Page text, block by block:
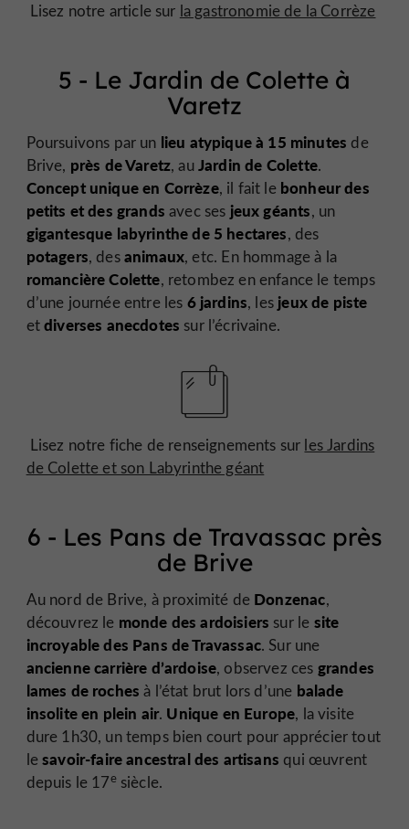
Lisez notre article sur la gastronomie de la Corrèze
5 - Le Jardin de Colette à
Varetz
Poursuivons par un lieu atypique à 15 minutes de
Brive, près de Varetz, auJardin de Colette.
Concept unique en Corrèze, il fait le bonheur des
petits et des grandsavec ses jeux géants, un
gigantesque labyrinthe de 5 hectares, des
potagers, desanimaux, etc. En hommage à la
romancière Colette, retombez en enfance le temps
d’une journée entre les 6 jardins, les jeux de piste
etdiverses anecdotes sur l’écrivaine.
Lisez notre fiche de renseignements sur les Jardins
de Colette et son Labyrinthe géant
6 - Les Pans de Travassac près
de Brive
Au nord de Brive, à proximité de Donzenac,
découvrez le monde des ardoisiers sur le site
incroyable des Pans de Travassac. Sur une
ancienne carrière d’ardoise, observez ces grandes
lames de rochesà l’état brut lors d’une balade
insolite en plein air. Unique en Europe, la visite
dure 1h30, un temps bien court pour apprécier tout
lesavoir-faire ancestral des artisans qui œuvrent
depuis le 17esiècle.